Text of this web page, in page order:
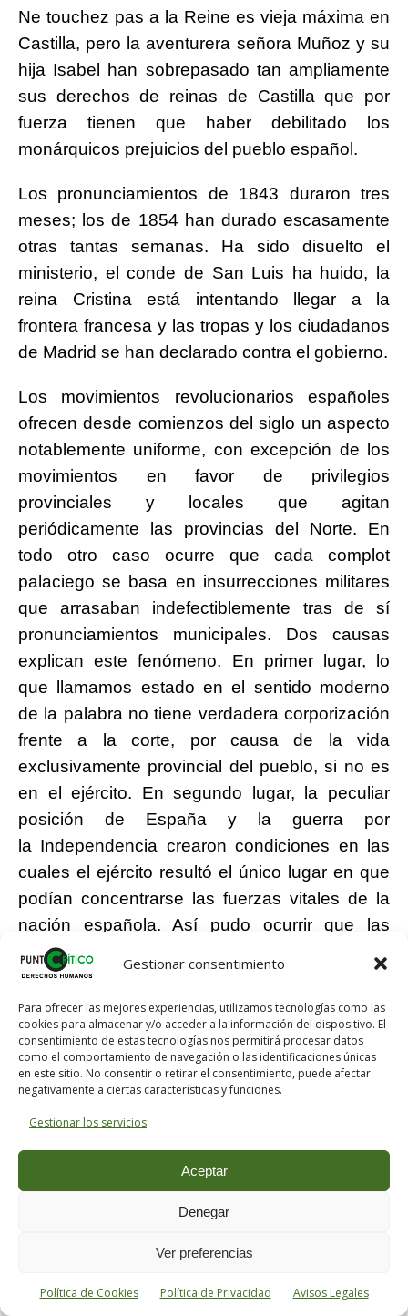
Gestionar consentimiento
Para ofrecer las mejores experiencias, utilizamos tecnologías como las
cookies para almacenar y/o acceder a la información del dispositivo. El
consentimiento de estas tecnologías nos permitirá procesar datos
como el comportamiento de navegación o las identificaciones únicas
en este sitio. No consentir o retirar el consentimiento, puede afectar
negativamente a ciertas características y funciones.
Gestionar los servicios
Aceptar
Denegar
Ver preferencias
Política de Cookies Política de Privacidad Avisos Legales
Ne touchez pas a la Reine es vieja máxima en
Castilla, pero la aventurera señora Muñoz y su
hija Isabel han sobrepasado tan ampliamente
sus derechos de reinas de Castilla que por
fuerza tienen que haber debilitado los
monárquicos prejuicios del pueblo español.
Los pronunciamientos de 1843 duraron tres
meses; los de 1854 han durado escasamente
otras tantas semanas. Ha sido disuelto el
ministerio, el conde de San Luis ha huido, la
reina Cristina está intentando llegar a la
frontera francesa y las tropas y los ciudadanos
de Madrid se han declarado contra el gobierno.
Los movimientos revolucionarios españoles
ofrecen desde comienzos del siglo un aspecto
notablemente uniforme, con excepción de los
movimientos en favor de privilegios
provinciales y locales que agitan
periódicamente las provincias del Norte. En
todo otro caso ocurre que cada complot
palaciego se basa en insurrecciones militares
que arrasaban indefectiblemente tras de sí
pronunciamientos municipales. Dos causas
explican este fenómeno. En primer lugar, lo
que llamamos estado en el sentido moderno
de la palabra no tiene verdadera corporización
frente a la corte, por causa de la vida
exclusivamente provincial del pueblo, si no es
en el ejército. En segundo lugar, la peculiar
posición de España y la guerra por
la Independencia crearon condiciones en las
cuales el ejército resultó el único lugar en que
podían concentrarse las fuerzas vitales de la
nación española. Así pudo ocurrir que las
únicas manifestaciones nacionales (las de
1812 y 1822) procedieran del ejército; con ello,
los sectores movilizables de la nación se han
acostumbrado a ver en el ejército el
instrumento natural de todo movimiento
nacional. Durante el difícil período 1830-1854
un sostén de la causa de la nación, se había
transformado en instrumento de las rivalidades
de ambiciosos pretendientes a la tutoría militar
émeute del general O’Donnell fue considerada